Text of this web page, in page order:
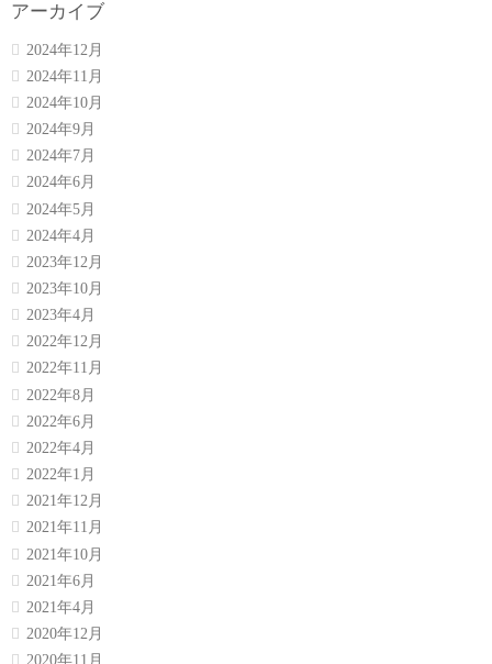
アーカイブ
2024年12月
2024年11月
2024年10月
2024年9月
2024年7月
2024年6月
2024年5月
2024年4月
2023年12月
2023年10月
2023年4月
2022年12月
2022年11月
2022年8月
2022年6月
2022年4月
2022年1月
2021年12月
2021年11月
2021年10月
2021年6月
2021年4月
2020年12月
2020年11月